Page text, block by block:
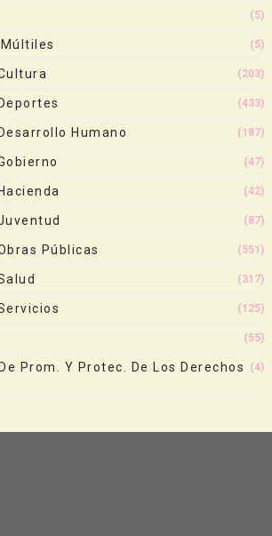
(5)
(5)
(203)
(433)
Humano (187)
(47)
(42)
(87)
Públicas (551)
(317)
(125)
(55)
Prom. Y Protec. De Los Derechos
(4)